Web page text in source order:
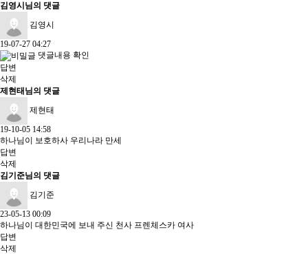
김영시님의 댓글
김영시
19-07-27 04:27
댓글내용 확인
답변
삭제
제현태님의 댓글
제현태
19-10-05 14:58
하나님이 보호하사 우리나라 만세
답변
삭제
김기준님의 댓글
김기준
23-05-13 00:09
하나님이 대한민국에 보내 주신 천사 프렌체스카 여사
답변
삭제